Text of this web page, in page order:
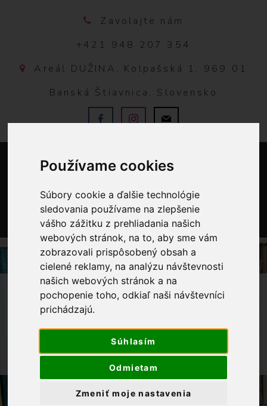
Používame cookies
Súbory cookie a ďalšie technológie
sledovania používame na zlepšenie
vášho zážitku z prehliadania našich
webových stránok, na to, aby sme vám
zobrazovali prispôsobený obsah a
cielené reklamy, na analýzu návštevnosti
našich webových stránok a na
pochopenie toho, odkiaľ naši návštevníci
prichádzajú.
Súhlasím
Odmietam
Zmeniť moje nastavenia
Zavolajte nám
+421 948 207 354
Areál DUŽINA, Kolpašská 1, 969 01
Banská Štiavnica, Slovensko
0
OBCHOD GALANTÉRIA
POLYESTEROVÁ NIŤ ASPO AMANN
POLYESTEROVÁ NIŤ 100M, ODTIEŇ
0842